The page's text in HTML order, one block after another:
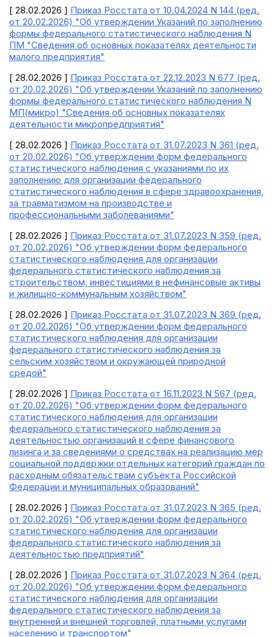
[ 28.02.2026 ] Приказ Росстата от 10.04.2024 N 144 (ред.
от 20.02.2026) "Об утверждении Указаний по заполнению
формы федерального статистического наблюдения N
ПМ "Сведения об основных показателях деятельности
малого предприятия"
[ 28.02.2026 ] Приказ Росстата от 22.12.2023 N 677 (ред.
от 20.02.2026) "Об утверждении Указаний по заполнению
формы федерального статистического наблюдения N
МП(микро) "Сведения об основных показателях
деятельности микропредприятия"
[ 28.02.2026 ] Приказ Росстата от 31.07.2023 N 361 (ред.
от 20.02.2026) "Об утверждении форм федерального
статистического наблюдения с указаниями по их
заполнению для организации федерального
статистического наблюдения в сфере здравоохранения,
за травматизмом на производстве и
профессиональными заболеваниями"
[ 28.02.2026 ] Приказ Росстата от 31.07.2023 N 359 (ред.
от 20.02.2026) "Об утверждении форм федерального
статистического наблюдения для организации
федерального статистического наблюдения за
строительством, инвестициями в нефинансовые активы
и жилищно-коммунальным хозяйством"
[ 28.02.2026 ] Приказ Росстата от 31.07.2023 N 369 (ред.
от 20.02.2026) "Об утверждении форм федерального
статистического наблюдения для организации
федерального статистического наблюдения за
сельским хозяйством и окружающей природной
средой"
[ 28.02.2026 ] Приказ Росстата от 16.11.2023 N 567 (ред.
от 20.02.2026) "Об утверждении форм федерального
статистического наблюдения для организации
федерального статистического наблюдения за
деятельностью организаций в сфере финансового
лизинга и за сведениями о средствах на реализацию мер
социальной поддержки отдельных категорий граждан по
расходным обязательствам субъекта Российской
Федерации и муниципальных образований"
[ 28.02.2026 ] Приказ Росстата от 31.07.2023 N 365 (ред.
от 20.02.2026) "Об утверждении форм федерального
статистического наблюдения для организации
федерального статистического наблюдения за
деятельностью предприятий"
[ 28.02.2026 ] Приказ Росстата от 31.07.2023 N 364 (ред.
от 20.02.2026) "Об утверждении форм федерального
статистического наблюдения для организации
федерального статистического наблюдения за
внутренней и внешней торговлей, платными услугами
населению и транспортом"